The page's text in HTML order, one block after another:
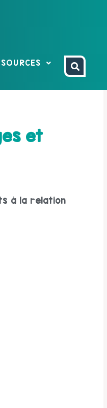
et
à la relation